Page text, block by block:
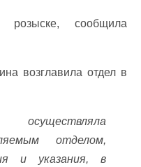
розыске, сообщила
возглавила отдел в
отделом,
и указания, в